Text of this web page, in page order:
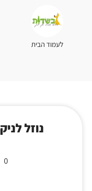
לעמוד הבית
נוזל